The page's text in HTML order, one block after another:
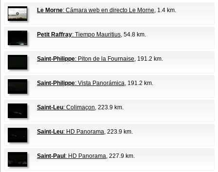
Le Morne: Cámara web en directo Le Morne, 1.4 km.
Petit Raffray: Tiempo Mauritius, 54.8 km.
Saint-Philippe: Piton de la Fournaise, 191.2 km.
Saint-Philippe: Vista Panorámica, 191.2 km.
Saint-Leu: Colimaçon, 223.9 km.
Saint-Leu: HD Panorama, 223.9 km.
Saint-Paul : HD Panorama, 227.9 km.